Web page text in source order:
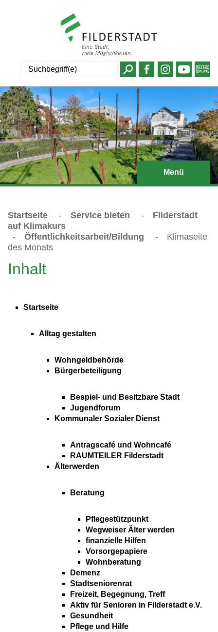
Menü
Startseite - Service bieten -
Filderstadt
auf Klimakurs
-
Öffentlichkeitsarbeit/Bildung -
Klimaseite
des Monats
Inhalt
Startseite
Alltag gestalten
Wohngeldbehörde
Bürgerbeteiligung
Bespiel- und Besitzbare Stadt
Jugendforum
Kommunaler Sozialer Dienst
Antragscafé und Wohncafé
RAUMTEILER Filderstadt
Älterwerden
Beratung
Pflegestützpunkt
Wegweiser Älter werden
finanzielle Hilfen
Vorsorgepapiere
Wohnberatung
Demenz
Stadtseniorenrat
Freizeit, Begegnung, Treff
Aktiv für Senioren in Filderstadt e.V.
Gesundheit
Pflege und Hilfe